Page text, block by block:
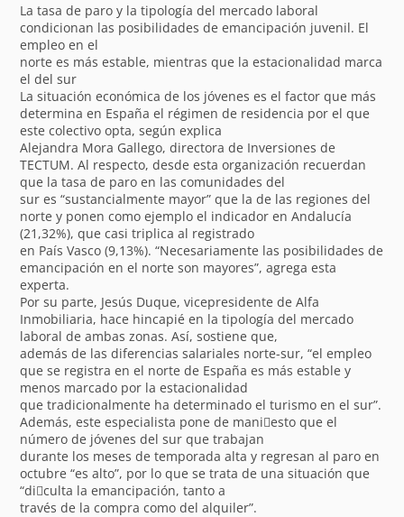
La tasa de paro y la tipología del mercado laboral
condicionan las posibilidades de emancipación juvenil. El
empleo en el
norte es más estable, mientras que la estacionalidad marca
el del sur
La situación económica de los jóvenes es el factor que más
determina en España el régimen de residencia por el que
este colectivo opta, según explica
Alejandra Mora Gallego, directora de Inversiones de
TECTUM. Al respecto, desde esta organización recuerdan
que la tasa de paro en las comunidades del
sur es “sustancialmente mayor” que la de las regiones del
norte y ponen como ejemplo el indicador en Andalucía
(21,32%), que casi triplica al registrado
en País Vasco (9,13%). “Necesariamente las posibilidades de
emancipación en el norte son mayores”, agrega esta
experta.
Por su parte, Jesús Duque, vicepresidente de Alfa
Inmobiliaria, hace hincapié en la tipología del mercado
laboral de ambas zonas. Así, sostiene que,
además de las diferencias salariales norte-sur, “el empleo
que se registra en el norte de España es más estable y
menos marcado por la estacionalidad
que tradicionalmente ha determinado el turismo en el sur”.
Además, este especialista pone de mani􀁽esto que el
número de jóvenes del sur que trabajan
durante los meses de temporada alta y regresan al paro en
octubre “es alto”, por lo que se trata de una situación que
“di􀁽culta la emancipación, tanto a
través de la compra como del alquiler”.